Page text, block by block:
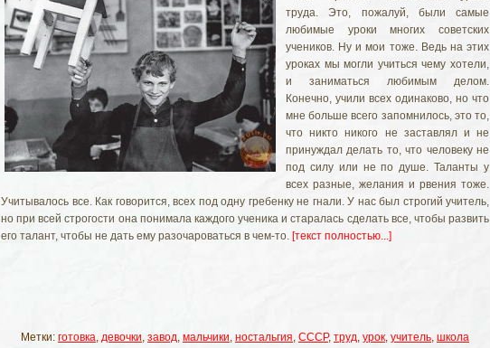
труда. Это, пожалуй, были самые
любимые уроки многих советских
учеников. Ну и мои тоже. Ведь на этих
уроках мы могли учиться чему хотели,
и заниматься любимым делом.
Конечно, учили всех одинаково, но что
мне больше всего запомнилось, это то,
что никто никого не заставлял и не
принуждал делать то, что человеку не
под силу или не по душе. Таланты у
всех разные, желания и рвения тоже.
Учитывалось все. Как говорится, всех под одну гребенку не гнали. У нас был строгий учитель,
но при всей строгости она понимала каждого ученика и старалась сделать все, чтобы развить
его талант, чтобы не дать ему разочароваться в чем-то. [текст полностью...]
Метки: готовка, девочки, завод, мальчики, ностальгия, СССР, труд, урок, учитель, школа